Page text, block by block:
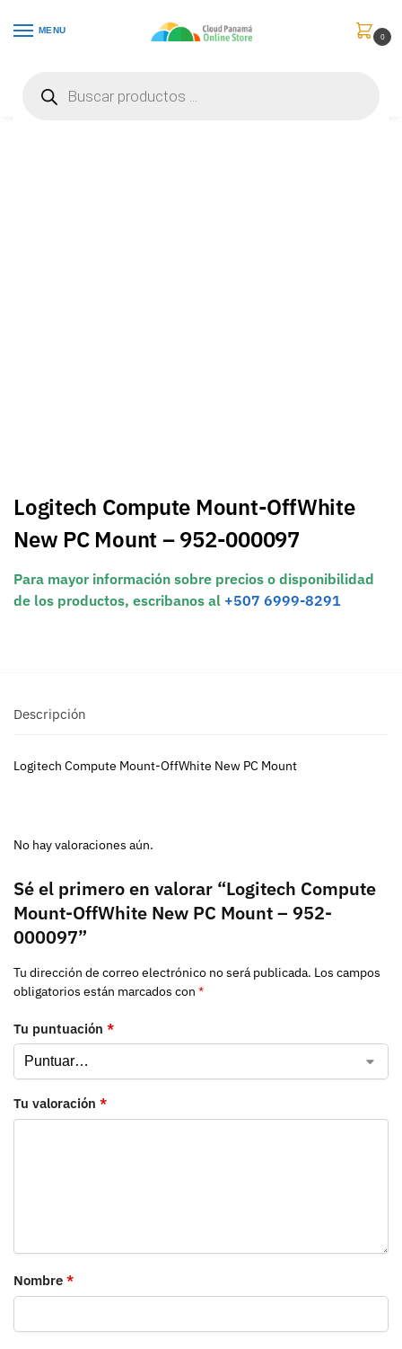
MENU
0
Logitech Compute Mount-OffWhite
New PC Mount – 952-000097
Para mayor información sobre precios o disponibilidad
de los productos, escribanos al +507 6999-8291
Descripción
Logitech Compute Mount-OffWhite New PC Mount
No hay valoraciones aún.
Sé el primero en valorar “Logitech Compute
Mount-OffWhite New PC Mount – 952-
000097”
Tu dirección de correo electrónico no será publicada. Los campos
obligatorios están marcados con *
Tu puntuación *
Tu valoración *
Nombre *